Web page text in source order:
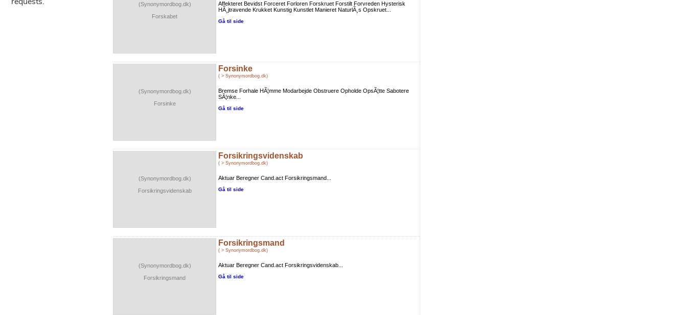
(Synonymordbog.dk)
Forskabet
Affekteret Bevidst Forceret Forloren Forskruet Forstilt Forvreden Hysterisk
HÃ¸jtravende Krukket Kunstig Kunstlet Manieret NaturlÃ¸s Opskruet...
Gå til side
(Synonymordbog.dk)
Forsinke
Forsinke
( > Synonymordbog.dk)
Bremse Forhale HÃ¦mme Modarbejde Obstruere Opholde OpsÃ¦tte Sabotere
SÃ¦nke...
Gå til side
(Synonymordbog.dk)
Forsikringsvidenskab
Forsikringsvidenskab
( > Synonymordbog.dk)
Aktuar Beregner Cand.act Forsikringsmand...
Gå til side
(Synonymordbog.dk)
Forsikringsmand
Forsikringsmand
( > Synonymordbog.dk)
Aktuar Beregner Cand.act Forsikringsvidenskab...
Gå til side